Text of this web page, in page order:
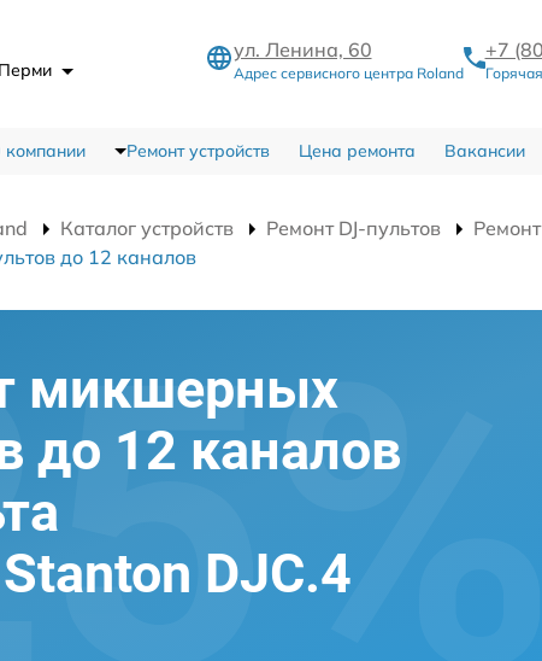
ул. Ленина, 60
Адрес сервисного центра Roland
+7
Ремонт устройств Цена ремонта Вакансии
Каталог устройств Ремонт DJ-пультов
до 12 каналов
микшерных
до 12 каналов
DJC.4